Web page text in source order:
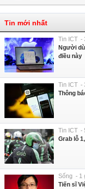
Tin mới nhất
Tin ICT -
Người
điều này
Tin ICT -
Thông
Tin ICT -
Grab lỗ
Sống - 1
Tiến sĩ